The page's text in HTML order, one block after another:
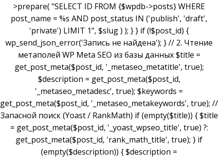
>prepare( "SELECT ID FROM {$wpdb->posts} WHERE
post_name = %s AND post_status IN ('publish', 'draft',
'private') LIMIT 1", $slug ) ); } } if (!$post_id) {
wp_send_json_error('Запись не найдена'); } // 2. Чтение
метаполей WP Meta SEO из базы данных $title =
get_post_meta($post_id, '_metaseo_metatitle', true);
$description = get_post_meta($post_id,
'_metaseo_metadesc', true); $keywords =
get_post_meta($post_id, '_metaseo_metakeywords', true); //
Запасной поиск (Yoast / RankMath) if (empty($title)) { $title
= get_post_meta($post_id, '_yoast_wpseo_title', true) ?:
get_post_meta($post_id, 'rank_math_title', true); } if
(empty($description)) { $description =